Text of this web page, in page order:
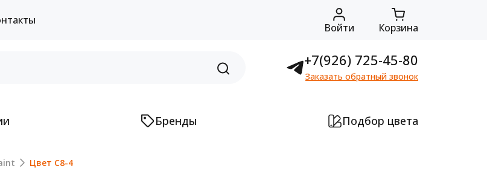
Войти Корзина
+7(926) 725-45-80
Заказать обратный звонок
Бренды Подбор цвета
Цвет C8-4